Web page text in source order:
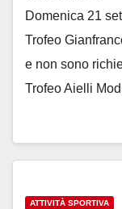
Domenica 21
Trofeo
e non sono
Trofeo Aielli
ATTIVITÀ SPORTIVA